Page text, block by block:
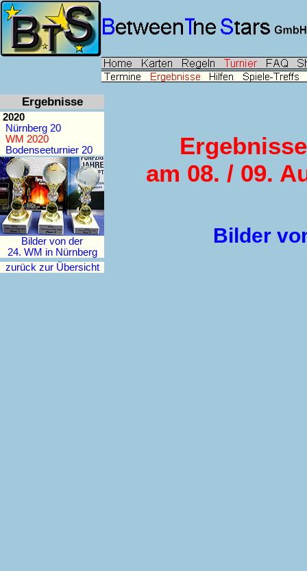
Ergebnisse
2020
Nürnberg 20
WM 2020
Bodenseeturnier 20
Bilder von der
24. WM in Nürnberg
zurück zur Übersicht
am 08. / 09.
Bilder